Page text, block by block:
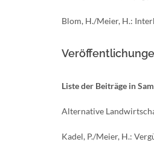
Blom, H./Meier, H.:
Liste der Beiträge in
Alternative
Kadel, P./Meier, H.: